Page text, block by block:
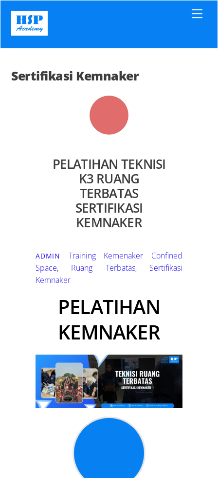
content
Sertifikasi Kemnaker
PELATIHAN TEKNISI
K3 RUANG
TERBATAS
SERTIFIKASI
KEMNAKER
ADMIN Training Kemenaker
Confined
Space, Ruang Terbatas, Sertifikasi
Kemnaker
PELATIHAN
KEMNAKER